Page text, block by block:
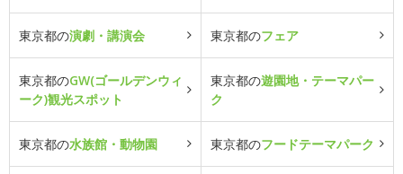
東京都の演劇・講演会 東京都のフェア
東京都のGW(ゴールデンウィ
ーク)観光スポット
東京都の遊園地・テーマパー
ク
東京都の水族館・動物園 東京都のフードテーマパーク